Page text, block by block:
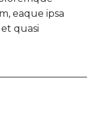
eaque ipsa
quasi